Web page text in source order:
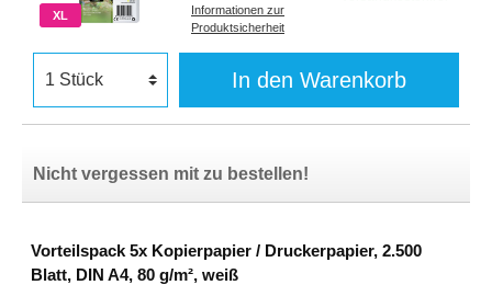
XL
Informationen zur
Produktsicherheit
In den Warenkorb
Nicht vergessen mit zu bestellen!
Vorteilspack 5x Kopierpapier / Druckerpapier, 2.500
Blatt, DIN A4, 80 g/m², weiß